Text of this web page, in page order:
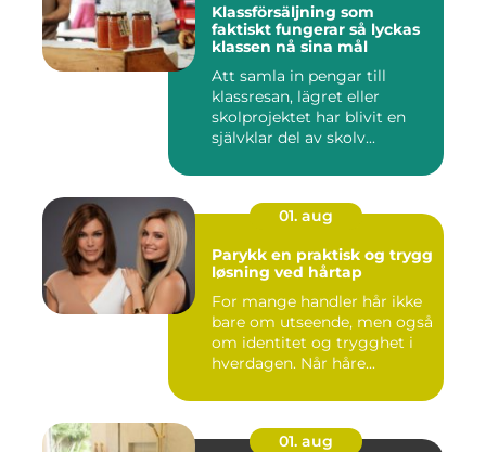
Klassförsäljning som
faktiskt fungerar så lyckas
klassen nå sina mål
Att samla in pengar till
klassresan, lägret eller
skolprojektet har blivit en
självklar del av skolv...
01. aug
Parykk en praktisk og trygg
løsning ved hårtap
For mange handler hår ikke
bare om utseende, men også
om identitet og trygghet i
hverdagen. Når håre...
01. aug